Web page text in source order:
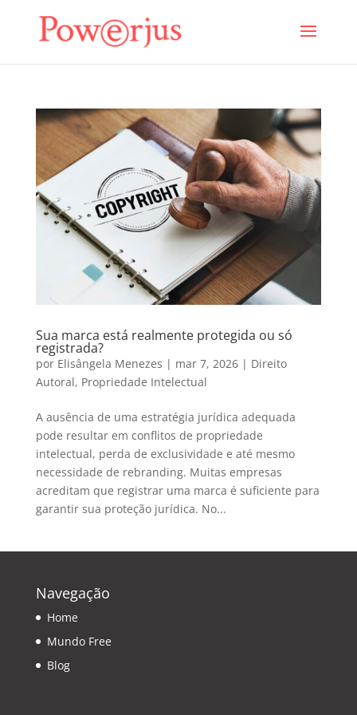
Sua marca está realmente protegida ou só
registrada?
por Elisângela Menezes | mar 7, 2026| Direito
Autoral, Propriedade Intelectual
A ausência de uma estratégia jurídica adequada
pode resultar em conflitos de propriedade
intelectual, perda de exclusividade e até mesmo
necessidade de rebranding. Muitas empresas
acreditam que registrar uma marca é suficiente para
garantir sua proteção jurídica. No...
Navegação
Home
Mundo Free
Blog